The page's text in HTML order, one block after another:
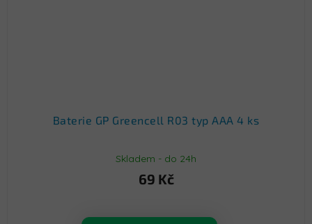
Baterie GP Greencell R03 typ AAA 4 ks
Skladem - do 24h
69 Kč